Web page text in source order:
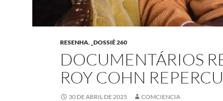
RESENHA, _DOSSIÊ 260
DOCUMENTÁRIOS
ROY COHN
30 DE ABRIL DE 2025 COMCIENCIA